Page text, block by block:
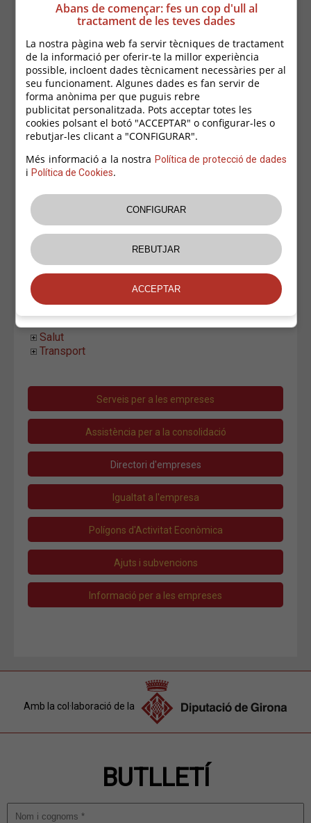
Hostaleria
Indústria i Distribució
Informàtica i Comunicació
Instal.lacions i Manteniment
Aigua
Aïllaments
Construcció
Domòtica i Electrònica
Edificacions i Obres
Electricitat
Informàtica i Telecomunicacions
Jardineria
Lampisteries
Manteniment Integral
Paviments
Piscines
Moda i Complements
Salut
Transport
Serveis per a les empreses
Assistència per a la consolidació
Directori d'empreses
Igualtat a l'empresa
Polígons d'Activitat Econòmica
Ajuts i subvencions
Informació per a les empreses
Amb la col·laboració de la
BUTLLETÍ
Abans de començar: fes un cop d'ull al
tractament de les teves dades
La nostra pàgina web fa servir tècniques de tractament
de la informació per oferir-te la millor experiència
possible, incloent dades tècnicament necessàries per al
seu funcionament. Algunes dades es fan servir de
forma anònima per que puguis rebre
publicitat personalitzada. Pots acceptar totes les
cookies polsant el botó "ACCEPTAR" o configurar-les o
rebutjar-les clicant a "CONFIGURAR".
Més informació a la nostra Política de protecció de dades
iPolítica de Cookies.